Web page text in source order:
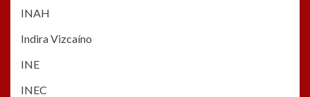
INAH
Indira Vizcaíno
INE
INEC